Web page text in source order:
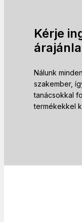
Kérje
Nálunk
szakember,
tanácsokkal
termékekkel